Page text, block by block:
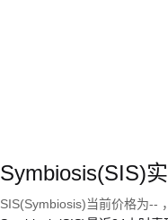
Symbiosis(SIS)
SIS(Symbiosis)当前价格为--